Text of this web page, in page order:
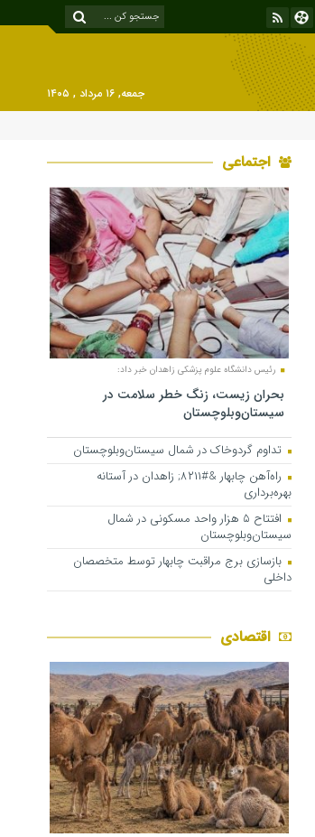
جمعه, ۱۶ مرداد , ۱۴۰۵
اجتماعی
رئیس دانشگاه علوم پزشکی زاهدان خبر داد:
بحران زیست، زنگ خطر سلامت در
سیستان‌وبلوچستان
تداوم گردوخاک در شمال سیستان‌وبلوچستان
راه‌آهن چابهار &#۸۲۱۱; زاهدان در آستانه
بهره‌برداری
افتتاح ۵ هزار واحد مسکونی در شمال
سیستان‌وبلوچستان
بازسازی برج مراقبت چابهار توسط متخصصان
داخلی
اقتصادی